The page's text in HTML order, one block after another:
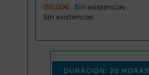
150,00€ Sin existencias
Sin existencias
DURACIÓN: 20 HORAS